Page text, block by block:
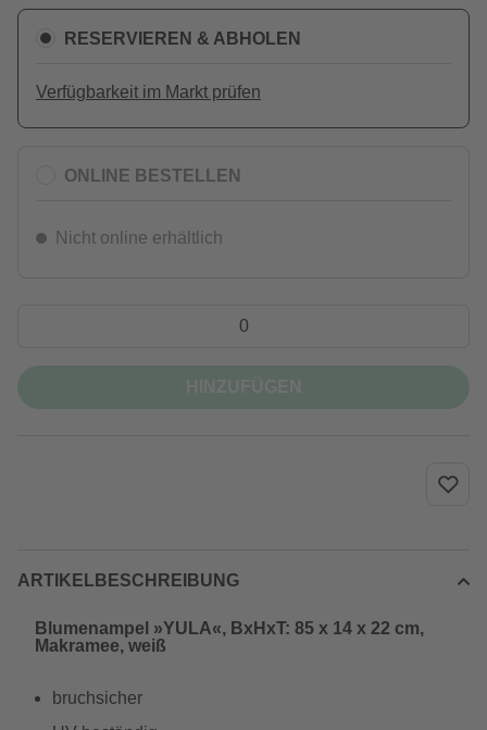
RESERVIEREN & ABHOLEN
Verfügbarkeit im Markt prüfen
ONLINE BESTELLEN
Nicht online erhältlich
ARTIKELBESCHREIBUNG
Blumenampel »YULA«, BxHxT: 85 x 14 x 22 cm,
Makramee, weiß
bruchsicher